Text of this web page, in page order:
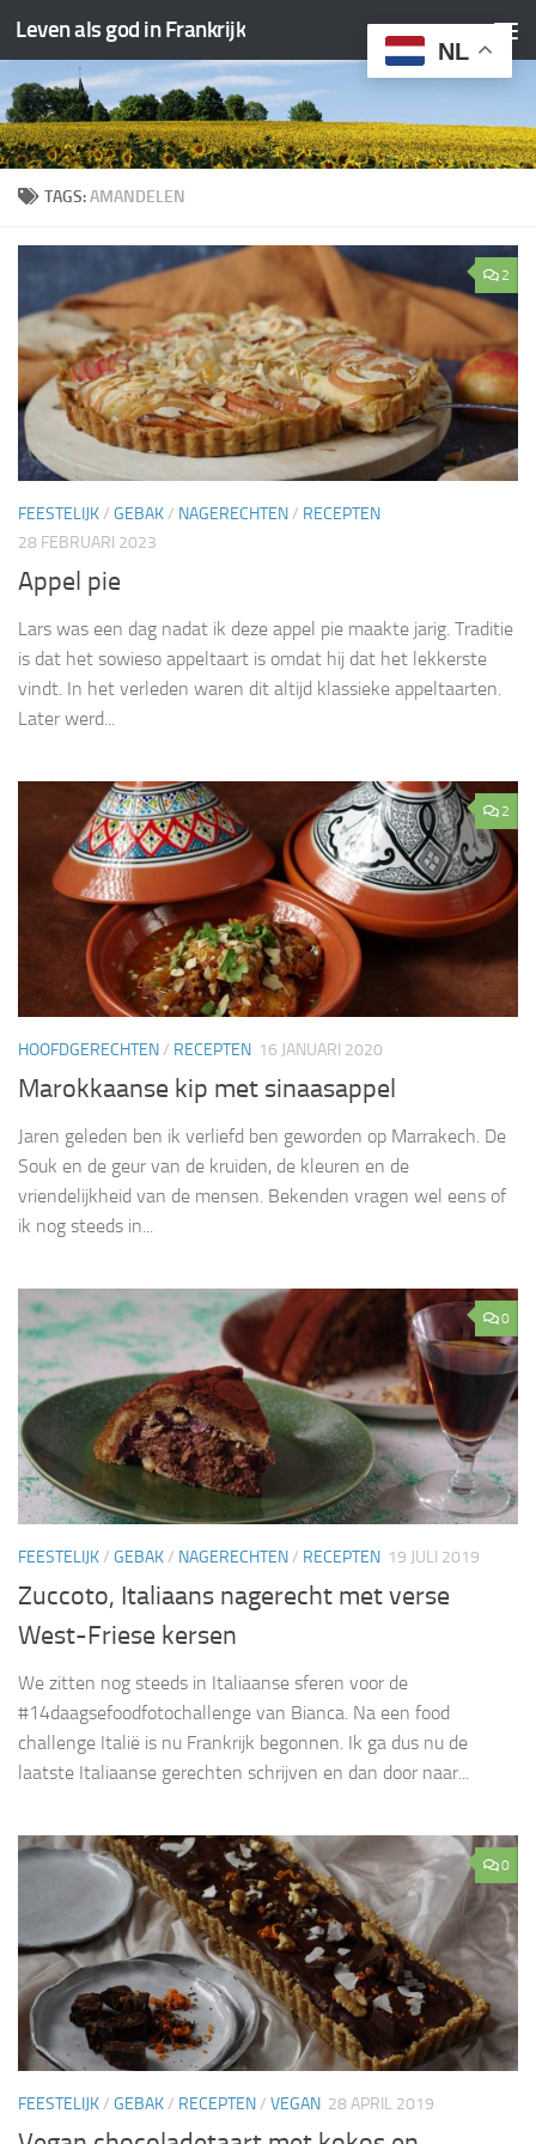
Doorgaan naar inhoud
Leven als god in Frankrijk
TAGS:AMANDELEN
2
FEESTELIJK/ GEBAK/ NAGERECHTEN/ RECEPTEN
28 FEBRUARI 2023
Appel pie
Lars was een dag nadat ik deze appel pie maakte jarig. Traditie
is dat het sowieso appeltaart is omdat hij dat het lekkerste
vindt. In het verleden waren dit altijd klassieke appeltaarten.
Later werd...
2
HOOFDGERECHTEN/ RECEPTEN 16 JANUARI 2020
Marokkaanse kip met sinaasappel
Jaren geleden ben ik verliefd ben geworden op Marrakech. De
Souk en de geur van de kruiden, de kleuren en de
vriendelijkheid van de mensen. Bekenden vragen wel eens of
ik nog steeds in...
0
FEESTELIJK/ GEBAK/ NAGERECHTEN/ RECEPTEN 19 JULI 2019
Zuccoto, Italiaans nagerecht met verse
West-Friese kersen
We zitten nog steeds in Italiaanse sferen voor de
#14daagsefoodfotochallenge van Bianca. Na een food
challenge Italië is nu Frankrijk begonnen. Ik ga dus nu de
laatste Italiaanse gerechten schrijven en dan door naar...
0
FEESTELIJK/ GEBAK/ RECEPTEN/ VEGAN 28 APRIL 2019
NL